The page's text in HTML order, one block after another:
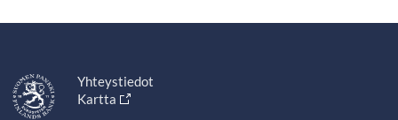
Yhteystiedot
Kartta